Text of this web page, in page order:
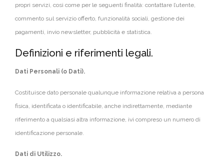
propri servizi, così come per le seguenti finalità: contattare l’utente,
commento sul servizio offerto, funzionalità sociali, gestione dei
pagamenti, invio newsletter, pubblicità e statistica.
Definizioni e riferimenti legali.
Dati Personali (o Dati).
Costituisce dato personale qualunque informazione relativa a persona
fisica, identificata o identificabile, anche indirettamente, mediante
riferimento a qualsiasi altra informazione, ivi compreso un numero di
identificazione personale.
Dati di Utilizzo.